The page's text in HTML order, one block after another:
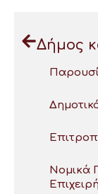
Δήμος
Νομικά